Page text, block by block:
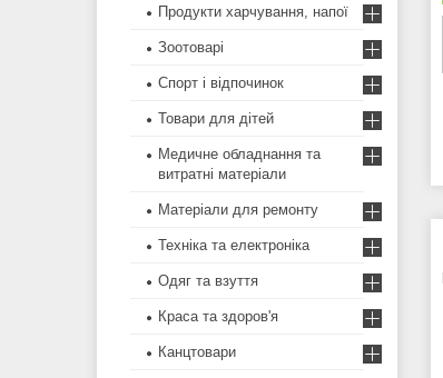
Продукти харчування, напої
Зоотоварі
Спорт і відпочинок
Товари для дітей
Медичне обладнання та
витратні матеріали
Матеріали для ремонту
Техніка та електроніка
Одяг та взуття
Краса та здоров'я
Канцтовари